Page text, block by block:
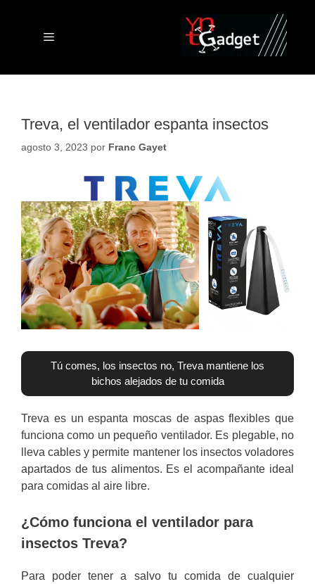
contenido
Menú
Treva, el ventilador espanta insectos
agosto 3, 2023 por Franc Gayet
Tú comes, los insectos no, Treva mantiene los
bichos alejados de tu comida
Treva es un espanta moscas de aspas flexibles que
funciona como un pequeño ventilador. Es plegable, no
lleva cables y permite mantener los insectos voladores
apartados de tus alimentos. Es el acompañante ideal
para comidas al aire libre.
¿Cómo funciona el ventilador para
insectos Treva?
Para poder tener a salvo tu comida de cualquier